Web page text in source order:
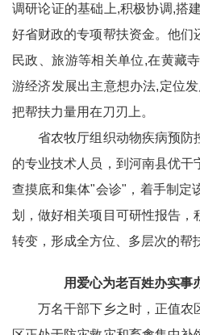
调研论证的基础上,积极协调,搭
好省财政的专项帮扶资金。他们
民政、旅游等相关单位,在黄藏
游经济发展出主意想办法,定位
把帮扶力量用在刀刃上。
省农牧厅组织动物疾病预防
的专业技术人员，到河南县优干
查摸底和集体"会诊"，着手制定
划，做好相关项目可研性报告，
转变，形成全方位、多层次的帮
用爱心为老百姓办实事
万名干部下乡之时，正值农